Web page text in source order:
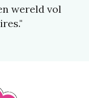
wereld vol